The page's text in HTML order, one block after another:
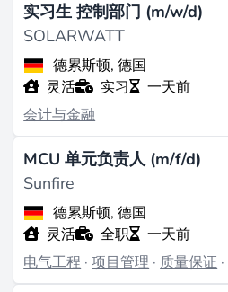
实习生 控制部门 (m/w/d)
SOLARWATT
德累斯顿, 德国
灵活
实习
一天前
会计与金融
MCU 单元负责人 (m/f/d)
Sunfire
德累斯顿, 德国
灵活
全职
一天前
电气工程 ·项目管理 · 质量保证 ·